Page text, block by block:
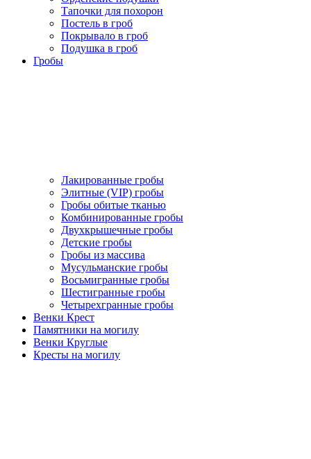
Тапочки для похорон
Постель в гроб
Покрывало в гроб
Подушка в гроб
Гробы
Лакированные гробы
Элитные (VIP) гробы
Гробы обитые тканью
Комбинированные гробы
Двухкрышечные гробы
Детские гробы
Гробы из массива
Мусульманские гробы
Восьмигранные гробы
Шестигранные гробы
Четырехгранные гробы
Венки Крест
Памятники на могилу
Венки Круглые
Кресты на могилу